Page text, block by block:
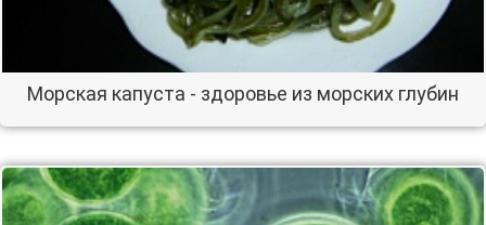
Морская капуста - здоровье из морских глубин